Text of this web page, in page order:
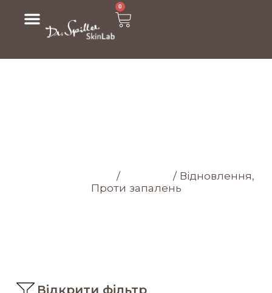
0
/ / Відновлення,
Проти запалень
Відкрити фільтр